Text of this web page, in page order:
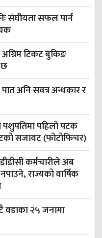
संघीयता सफल पार्न
टिकट बुकिङ
अनि सवत्र अन्धकार र
पशुपतिमा पहिलो पटक
सजावट (फोटोफिचर)
कर्मचारीले अब
राज्यको वार्षिक
वडाका २५ जनामा